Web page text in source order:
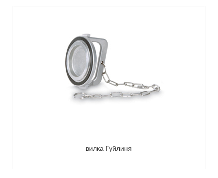
вилка Гуйлиня